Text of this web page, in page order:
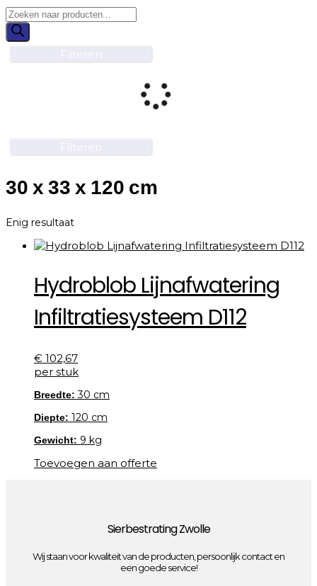
30 x 33 x 120 cm
Enig resultaat
Hydroblob Lijnafwatering
Infiltratiesysteem D112
€ 102,67
per stuk
Breedte: 30 cm
Diepte: 120 cm
Gewicht: 9 kg
Toevoegen aan offerte
Sierbestrating Zwolle
Wij staan voor kwaliteit van de producten, persoonlijk contact en
een goede service!